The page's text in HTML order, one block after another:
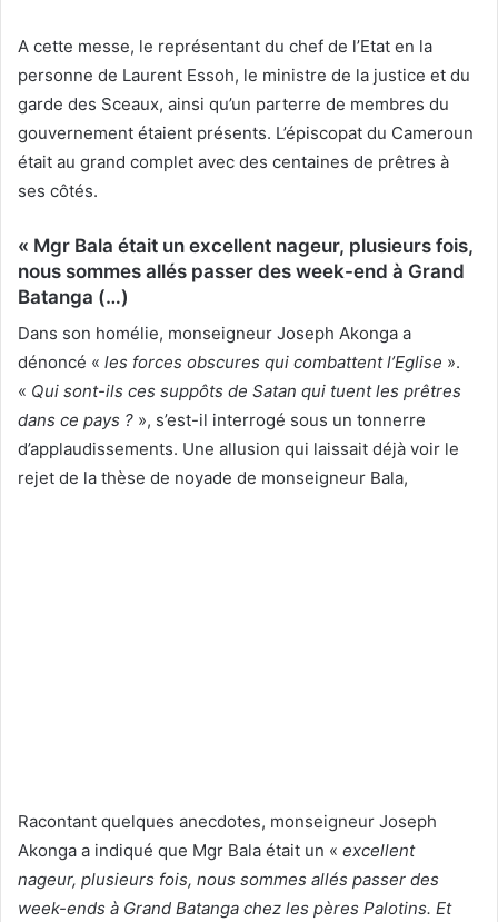
A cette messe, le représentant du chef de l’Etat en la
personne de Laurent Essoh, le ministre de la justice et du
garde des Sceaux, ainsi qu’un parterre de membres du
gouvernement étaient présents. L’épiscopat du Cameroun
était au grand complet avec des centaines de prêtres à
ses côtés.
« Mgr Bala était un excellent nageur, plusieurs fois,
nous sommes allés passer des week-end à Grand
Batanga (…)
Dans son homélie, monseigneur Joseph Akonga a
dénoncé « les forces obscures qui combattent l’Eglise ».
« Qui sont-ils ces suppôts de Satan qui tuent les prêtres
dans ce pays ? », s’est-il interrogé sous un tonnerre
d’applaudissements. Une allusion qui laissait déjà voir le
rejet de la thèse de noyade de monseigneur Bala,
Racontant quelques anecdotes, monseigneur Joseph
Akonga a indiqué que Mgr Bala était un « excellent
nageur, plusieurs fois, nous sommes allés passer des
week-ends à Grand Batanga chez les pères Palotins. Et